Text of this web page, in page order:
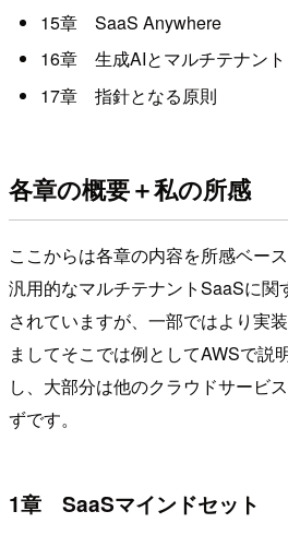
15章 SaaS Anywhere
16章 生成AIとマルチテナント
17章 指針となる原則
各章の概要＋私の所感
ここからは各章の内容を所感ベース
汎用的なマルチテナントSaaSに関
されていますが、一部ではより実
ましてそこでは例としてAWSで説
し、大部分は他のクラウドサービ
ずです。
1章 SaaSマインドセット